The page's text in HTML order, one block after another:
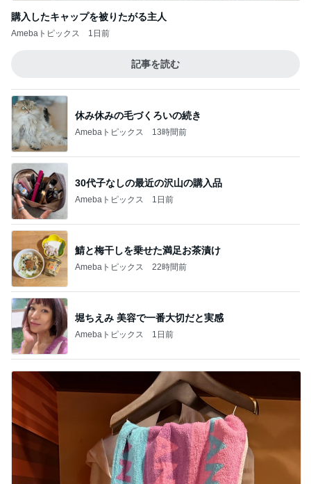
購入したキャップを被りたがる主人
Amebaトピックス 1日前
記事を読む
休み休みの毛づくろいの続き
Amebaトピックス 13時間前
30代子なしの最近の沢山の購入品
Amebaトピックス 1日前
鯖と梅干しを乗せた満足お茶漬け
Amebaトピックス 22時間前
堀ちえみ 美容で一番大切だと実感
Amebaトピックス 1日前